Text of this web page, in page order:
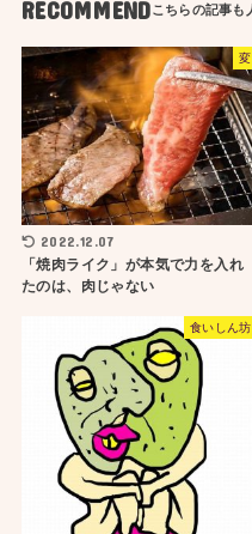
RECOMMEND
変
2022.12.07
「焼肉ライク」が本気で力を入れ
たのは、肉じゃない
食いしん坊